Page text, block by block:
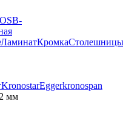
OSB-
ЛаминатКромкаСтолешницы
KronostarEggerkronospan
мм